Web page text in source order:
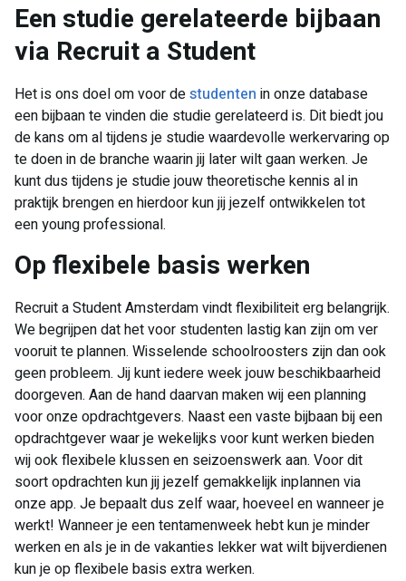
​Een studie gerelateerde bijbaan
via Recruit a Student
Het is ons doel om voor destudenten in onze database
een bijbaan te vinden die studie gerelateerd is. Dit biedt jou
de kans om al tijdens je studie waardevolle werkervaring op
te doen in de branche waarin jij later wilt gaan werken. Je
kunt dus tijdens je studie jouw theoretische kennis al in
praktijk brengen en hierdoor kun jij jezelf ontwikkelen tot
een young professional.
​Op flexibele basis werken
Recruit a Student Amsterdam vindt flexibiliteit erg belangrijk.
We begrijpen dat het voor studenten lastig kan zijn om ver
vooruit te plannen. Wisselende schoolroosters zijn dan ook
geen probleem. Jij kunt iedere week jouw beschikbaarheid
doorgeven. Aan de hand daarvan maken wij een planning
voor onze opdrachtgevers. Naast een vaste bijbaan bij een
opdrachtgever waar je wekelijks voor kunt werken bieden
wij ook flexibele klussen en seizoenswerk aan. Voor dit
soort opdrachten kun jij jezelf gemakkelijk inplannen via
onze app. Je bepaalt dus zelf waar, hoeveel en wanneer je
werkt! Wanneer je een tentamenweek hebt kun je minder
werken en als je in de vakanties lekker wat wilt bijverdienen
kun je op flexibele basis extra werken.